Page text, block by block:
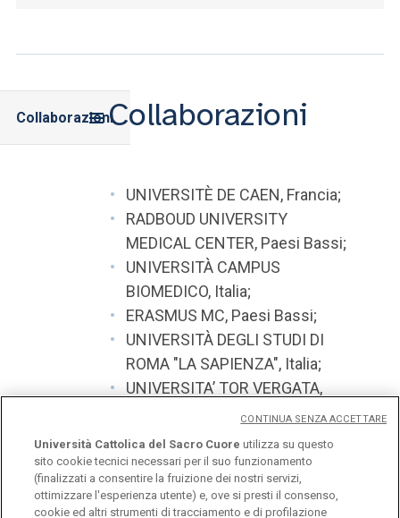
CollaborazioniCollaborazioni
UNIVERSITÈ DE CAEN, Francia;
RADBOUD UNIVERSITY
MEDICAL CENTER, Paesi Bassi;
UNIVERSITÀ CAMPUS
BIOMEDICO, Italia;
ERASMUS MC, Paesi Bassi;
UNIVERSITÀ DEGLI STUDI DI
ROMA "LA SAPIENZA", Italia;
UNIVERSITA’ TOR VERGATA,
Università Cattolica del Sacro Cuore utilizza su questo
sito cookie tecnici necessari per il suo funzionamento
(finalizzati a consentire la fruizione dei nostri servizi,
ottimizzare l'esperienza utente) e, ove si presti il consenso,
cookie ed altri strumenti di tracciamento e di profilazione
CONTINUA SENZA ACCETTARE